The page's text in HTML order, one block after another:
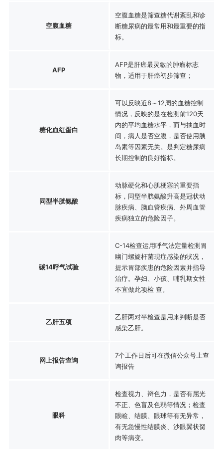
空腹血糖
空腹血糖是筛查糖代谢紊乱和诊
断糖尿病的最常用和最重要的指
标。
AFP
AFP是肝癌最灵敏的肿瘤标志
物，适用于肝癌初步筛查；
糖化血红蛋白
可以反映近8～12周的血糖控制
情况，反映的是在检测前120天
内的平均血糖水平，而与抽血时
间，病人是否空腹，是否使用胰
岛素等因素无关。是判定糖尿病
长期控制的良好指标。
同型半胱氨酸
动脉硬化和心肌梗塞的重要指
标，同型半胱氨酸升高是冠状动
脉疾病、脑血管疾病、外周血管
疾病独立的危险因子。
碳14呼气试验
C-14检查运用呼气法定量检测胃
幽门螺旋杆菌现症感染的状况，
提示胃部疾患的危险因素并指导
治疗。孕妇、小孩、哺乳期女性
不宜做此项检 查。
乙肝五项
乙肝两对半检查是用来判断是否
感染乙肝。
网上报告查询
7个工作日后可在微信公众号上查
询报告
眼科
检查视力、辩色力，是否有屈光
不正、色盲及色弱等情况；检查
眼睑、结膜、眼球等有无异常，
有无急慢性结膜炎、沙眼翼状胬
肉等病变。